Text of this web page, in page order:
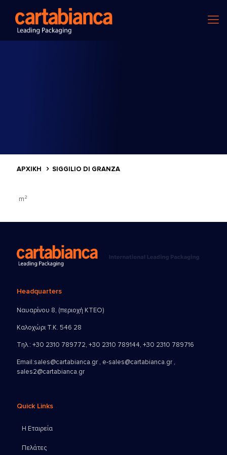
ΑΡΧΙΚΗ SIGGILIO DI GRANZA
m²
Headquarters
Ναυαρίνου 8, (περιοχή ΚΤΕΟ)
Καλοχώρι Τ.Κ. 546 28
Τηλ.: +30 2310 789772, +30 2310 789144, +30 2310 789716
Email:sales@cartabianca.gr , e-sales@cartabianca.gr ,
sales2@cartabianca.gr
Quick Links
Η Εταιρεία
Πελάτες